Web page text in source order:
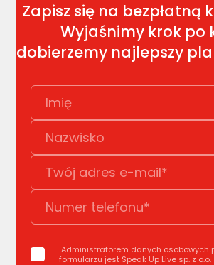
Zapisz się na bezpłatną
Wyjaśnimy krok po
dobierzemy najlepszy
Administratorem danych osobowych
formularzu jest Speak Up Live sp. z